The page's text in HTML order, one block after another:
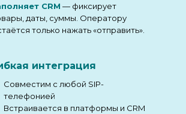
CRM — фиксирует
даты, суммы. Оператору
только нажать «отправить».
Совместим с любой SIP-
телефонией
Встраивается в платформы и CRM
интеграция